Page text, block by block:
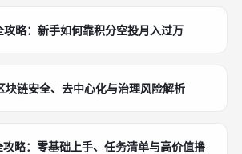
略：新手如何靠积分空投月入过万
块链安全、去中心化与治理风险解析
略：零基础上手、任务清单与高价值撸